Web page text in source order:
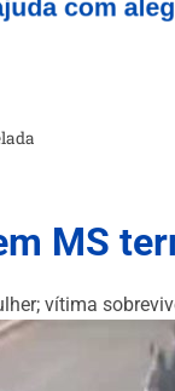
MS
vítima